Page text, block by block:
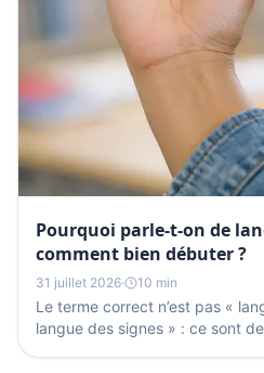
Pourquoi parle-t-on de
comment bien débuter ?
31 juillet 2026· 10 min
Le terme correct n’est pas «
langue des signes » : ce sont